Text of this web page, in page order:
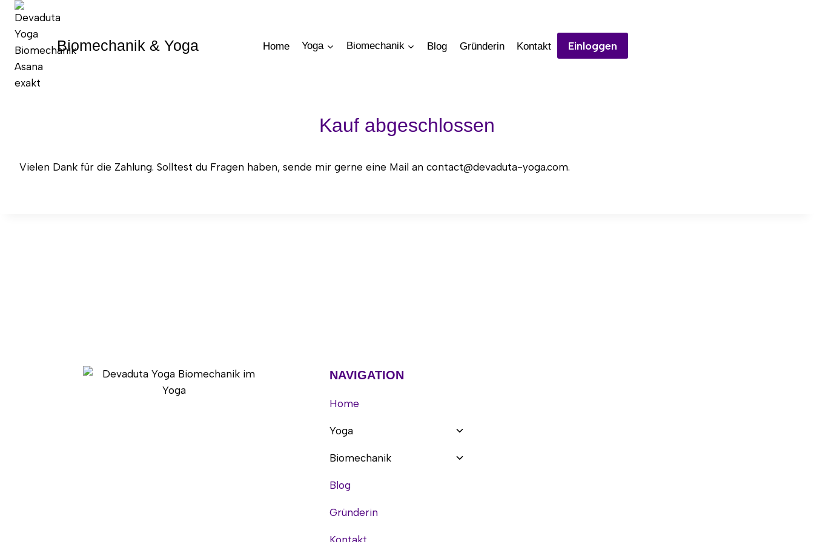
Zum
Inhalt
springen
Biomechanik & Yoga Home Yoga Biomechanik Blog Gründerin Kontakt Einloggen
Kauf abgeschlossen
Vielen Dank für die Zahlung. Solltest du Fragen haben, sende mir gerne eine Mail an contact@devaduta-yoga.com.
NAVIGATION
Home
Yoga
Untermenü
Biomechanik
Untermenü
Blog
Gründerin
Kontakt